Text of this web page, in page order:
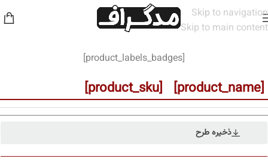
Skip to navigation
Skip to main content
خانه/مخاطب /مردانه
[product_labels_badges]
[product_name] [product_sku]
ذخیره طرح